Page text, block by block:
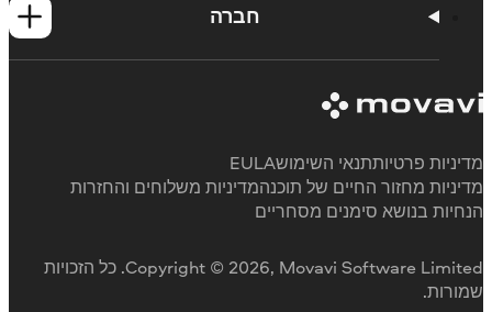
דרישות מערכת למוצרי Movavi
חברה
המלצות
מדוע לבחור בנו
Copyright © 2026, Movavi Software Limited. כל הזכויות
פרטיותתנאי השימושEULA
מחזור החיים של תוכנהמדיניות משלוחים והחזרות
בנושא סימנים מסחריים